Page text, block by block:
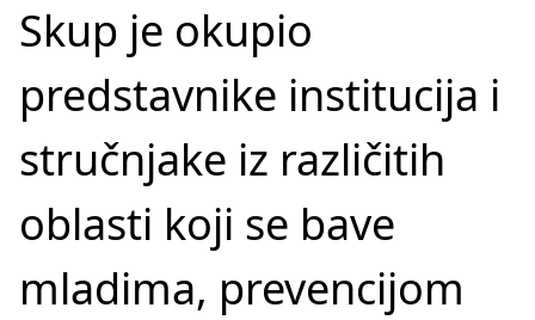
Skup je okupio
predstavnike institucija i
stručnjake iz različitih
oblasti koji se bave
mladima, prevencijom